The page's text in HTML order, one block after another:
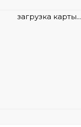
загрузка карты...